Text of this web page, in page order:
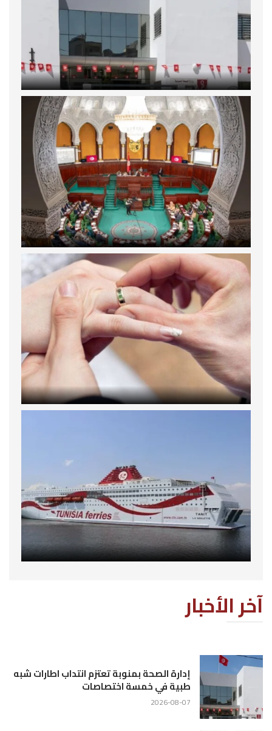
آخر الأخبار
إدارة الصحة بمنوبة تعتزم انتداب اطارات شبه
طبية في خمسة اختصاصات
2026-08-07